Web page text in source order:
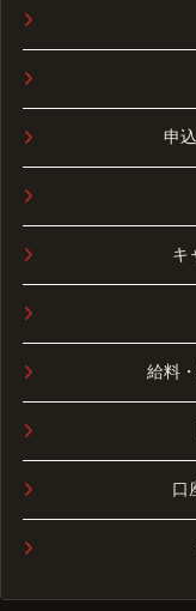
申
キ
給料
口